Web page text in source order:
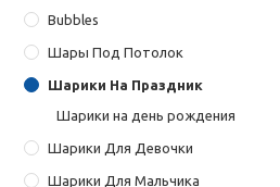
Bubbles
Шары Под Потолок
Шарики На Праздник
Шарики на день рождения
Шарики Для Девочки
Шарики Для Мальчика